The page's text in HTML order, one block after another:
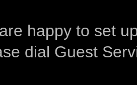
happy to set
dial Guest